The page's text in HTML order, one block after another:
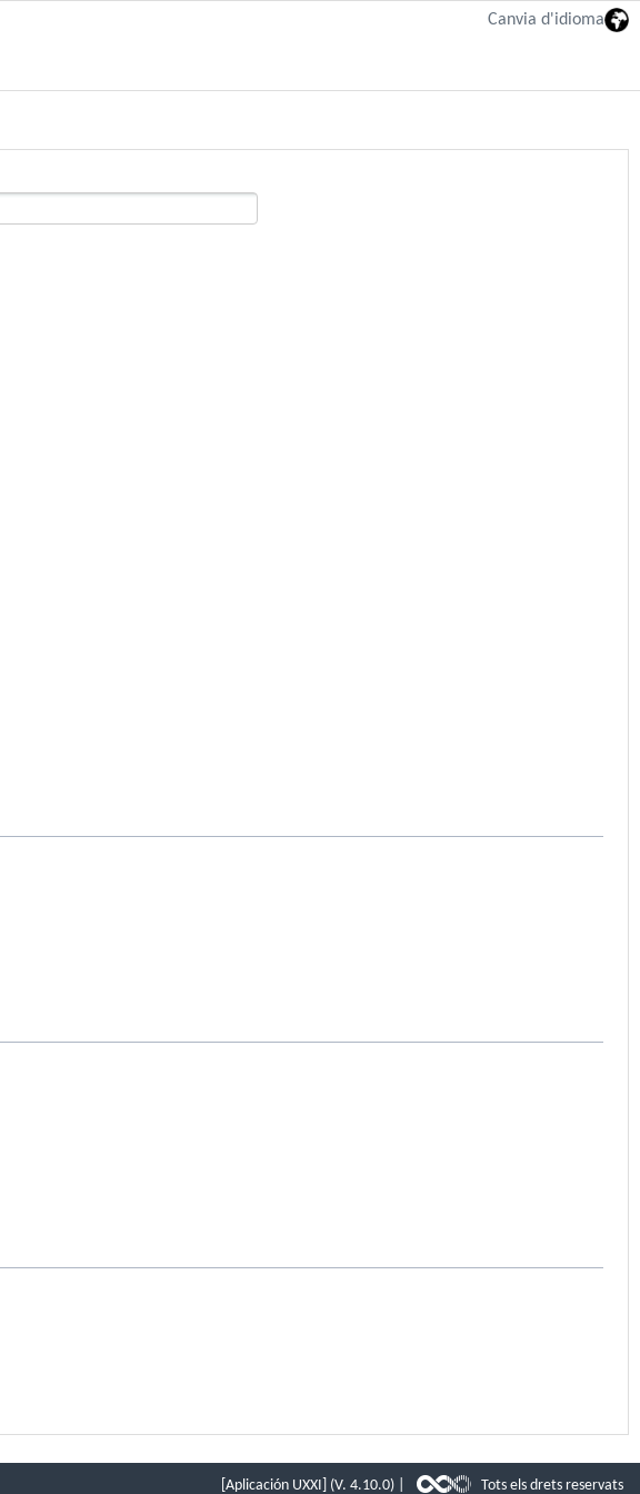
Canvia d'idioma
[Aplicación UXXI] (V. 4.10.0) | Tots els drets reservats